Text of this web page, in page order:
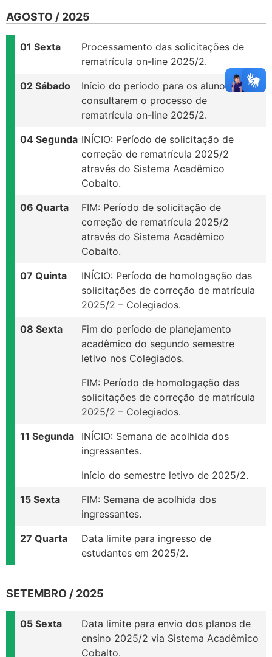
AGOSTO / 2025
01 Sexta
Processamento das solicitações de
rematrícula on-line 2025/2.
02 Sábado
Início do período para os alunos
consultarem o processo de
rematrícula on-line 2025/2.
04 Segunda INÍCIO: Período de solicitação de
correção de rematrícula 2025/2
através do Sistema Acadêmico
Cobalto.
06 Quarta
FIM: Período de solicitação de
correção de rematrícula 2025/2
através do Sistema Acadêmico
Cobalto.
07 Quinta
INÍCIO: Período de homologação das
solicitações de correção de matrícula
2025/2 – Colegiados.
08 Sexta
Fim do período de planejamento
acadêmico do segundo semestre
letivo nos Colegiados.
FIM: Período de homologação das
solicitações de correção de matrícula
2025/2 – Colegiados.
11 Segunda
INÍCIO: Semana de acolhida dos
ingressantes.
Início do semestre letivo de 2025/2.
15 Sexta
FIM: Semana de acolhida dos
ingressantes.
27 Quarta
Data limite para ingresso de
estudantes em 2025/2.
SETEMBRO / 2025
05 Sexta
Data limite para envio dos planos de
ensino 2025/2 via Sistema Acadêmico
Cobalto.